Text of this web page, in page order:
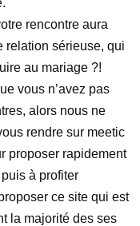
rencontre aura
relation sérieuse, qui
au mariage ?!
vous n’avez pas
alors nous ne
rendre sur meetic
proposer rapidement
à profiter
ce site qui est
la majorité des ses